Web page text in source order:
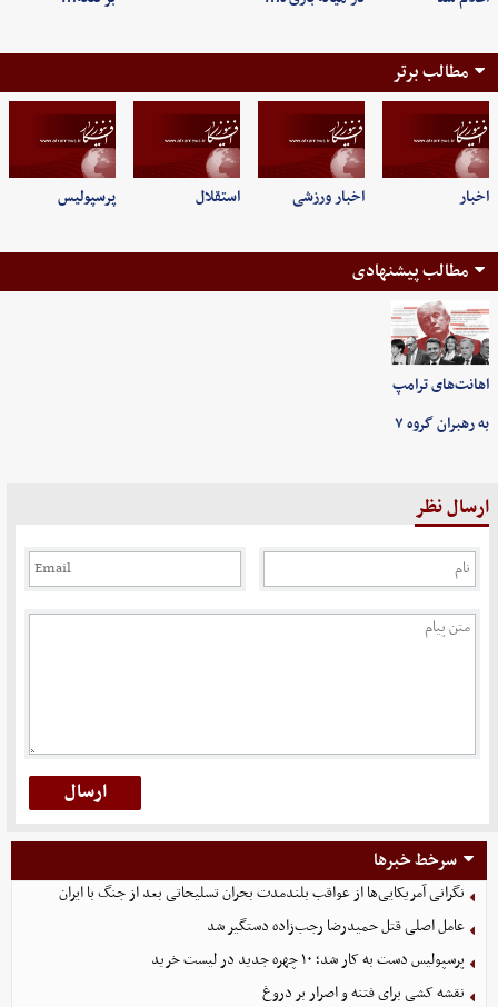
مطالب برتر
اخبار اخبار ورزشی استقلال پرسپولیس
مطالب پیشنهادی
اهانت‌های ترامپ
به رهبران گروه ۷
ارسال نظر
سرخط خبرها
نگرانی آمریکایی‌ها از عواقب بلندمدت بحران تسلیحاتی بعد از جنگ با ایران
عامل اصلی قتل حمیدرضا رجب‌زاده دستگیر شد
پرسپولیس دست به کار شد؛ ۱۰ چهره جدید در لیست خرید
نقشه کشی برای فتنه و اصرار بر دروغ